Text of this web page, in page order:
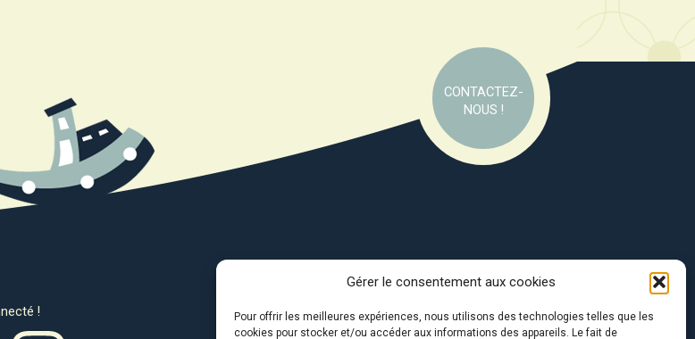
Gérer le consentement aux cookies
Pour offrir les meilleures expériences, nous utilisons des technologies telles que les
cookies pour stocker et/ou accéder aux informations des appareils. Le fait de
CONTACTEZ-
NOUS !
! Avec le soutien de :